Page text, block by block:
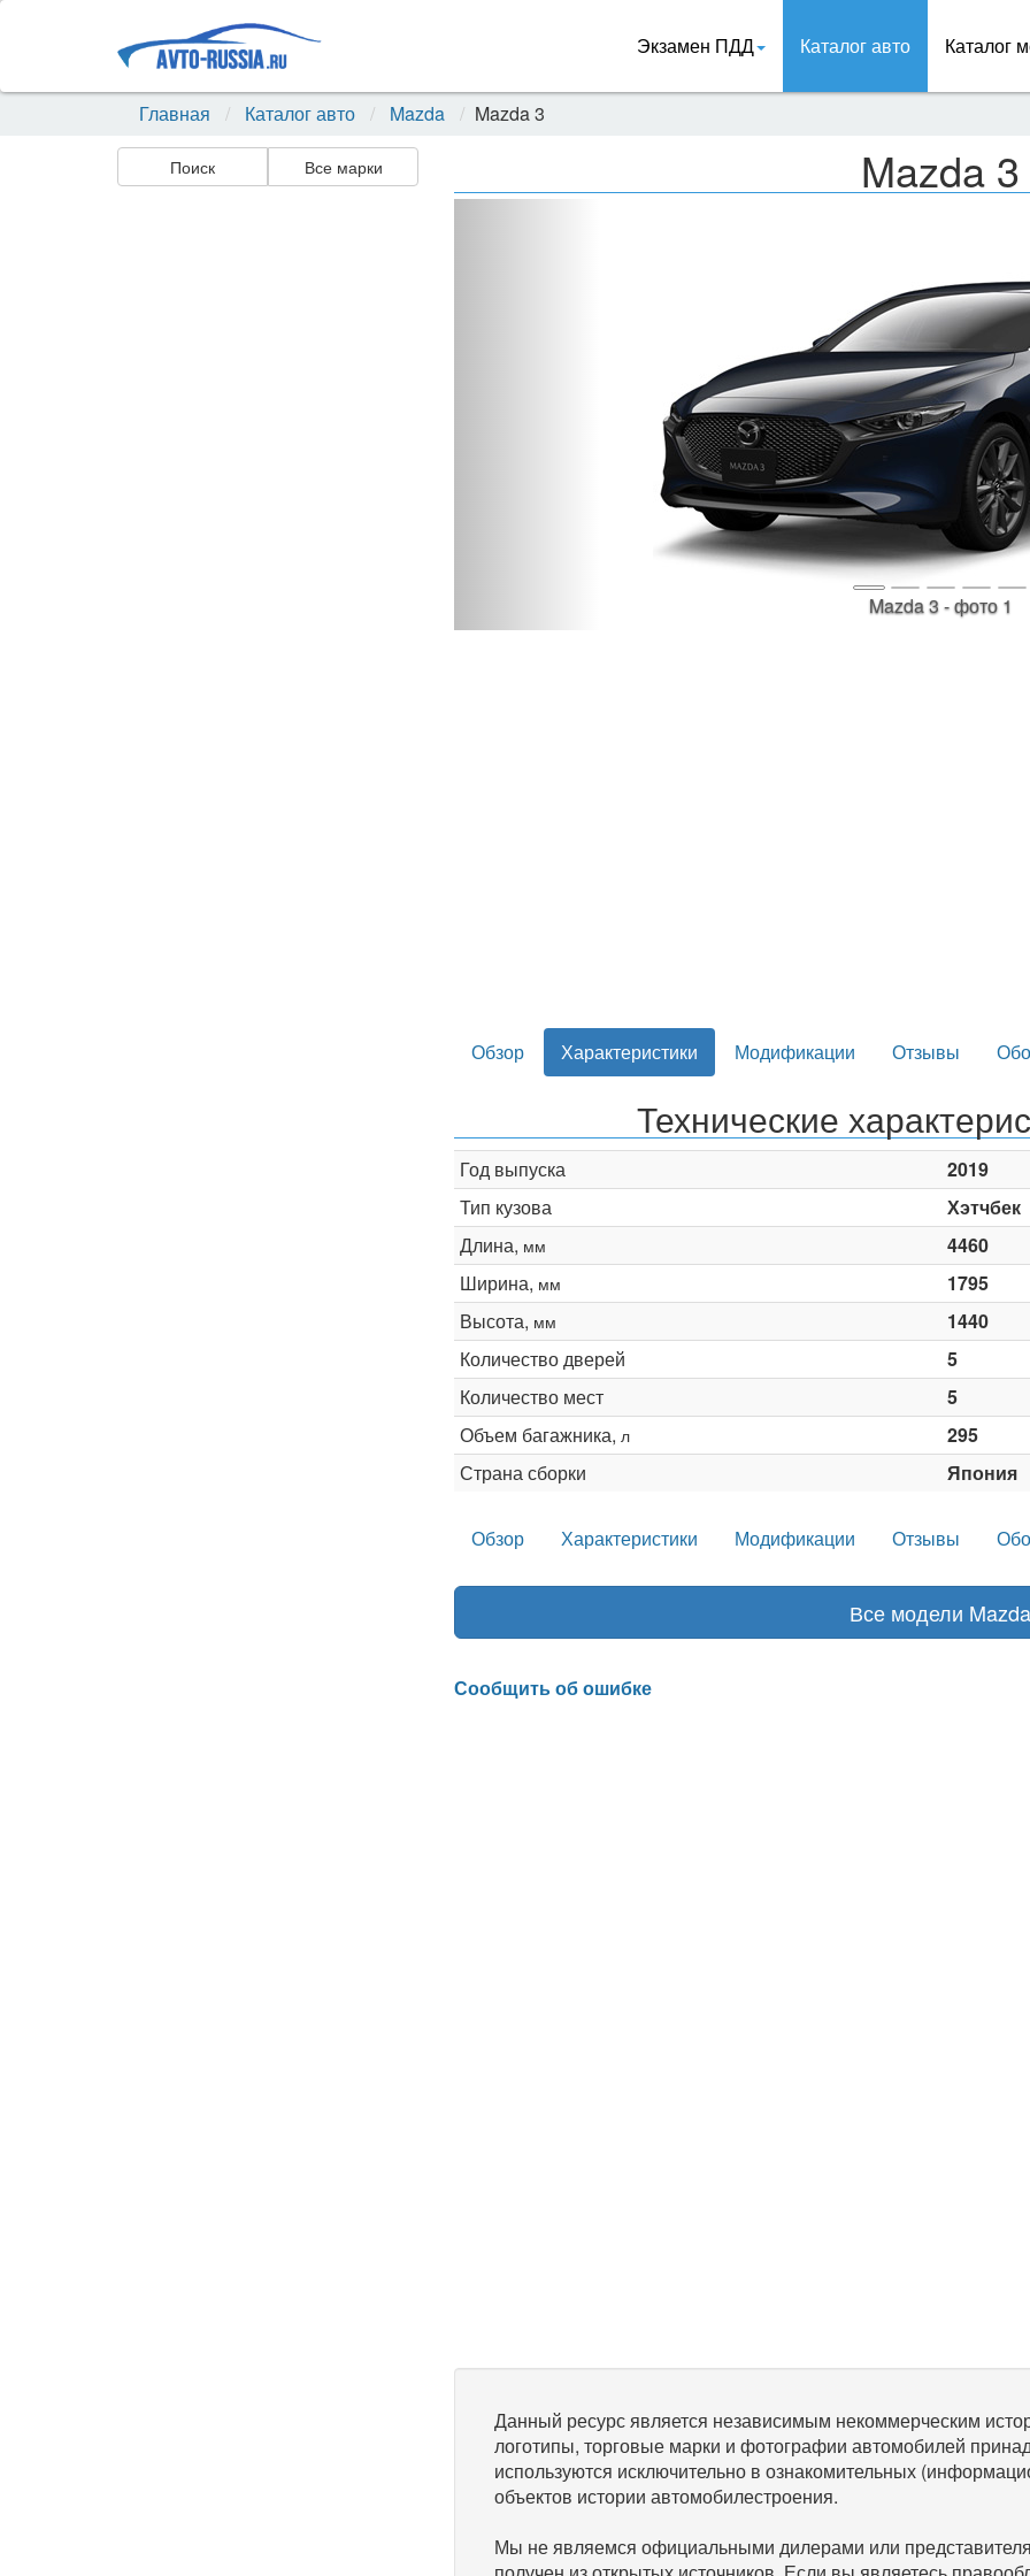
Экзамен ПДД Каталог авто Каталог
Главная Каталог авто Mazda Mazda 3
Поиск Все марки Mazda 3
Mazda 3 - фото 1
Обзор Характеристики Модификации Отзывы
Технические
Год выпуска
2019
Тип кузова
Хэтчбек
Длина, мм
4460
Ширина, мм
1795
Высота, мм
1440
Количество дверей
5
Количество мест
5
Объем багажника, л
295
Страна сборки
Япония
Обзор Характеристики Модификации Отзывы
Все модели
Сообщить об ошибке
Данный ресурс является независимым некоммерческим
логотипы, торговые марки и фотографии автомобилей
используются исключительно в ознакомительных
объектов истории автомобилестроения.
Мы не являемся официальными дилерами или